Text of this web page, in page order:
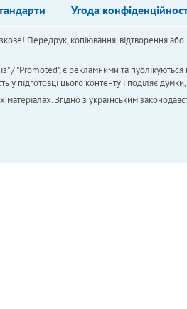
Угода
Передрук, копіювання, відтворення
/ "Promoted", є рекламними та
цього контенту і поділяє
Згідно з українським